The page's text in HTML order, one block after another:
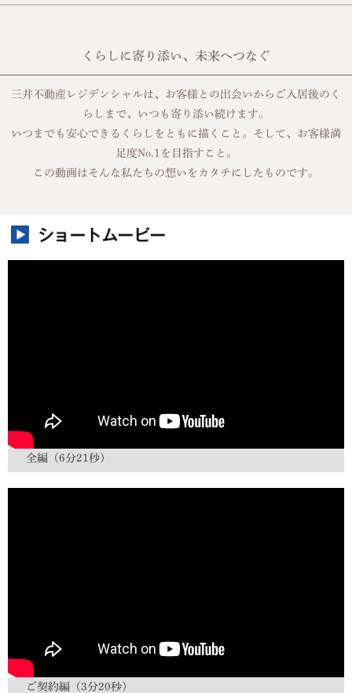
くらしに寄り添い、未来へつなぐ
三井不動産レジデンシャルは、お客様との出会いからご入居後のく
らしまで、いつも寄り添い続けます。
いつまでも安心できるくらしをともに描くこと。そして、お客様満
足度No.1を目指すこと。
この動画はそんな私たちの想いをカタチにしたものです。
全編（6分21秒）
ご契約編（3分20秒）